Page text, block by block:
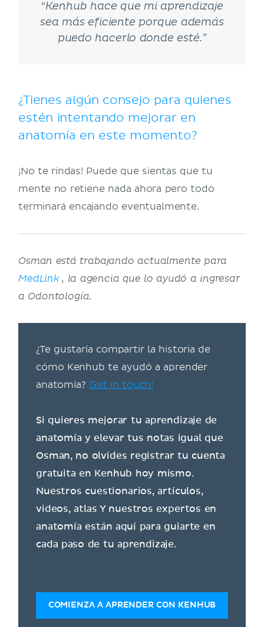
“Kenhub hace que mi aprendizaje
sea más eficiente porque además
puedo hacerlo donde esté.”
¿Tienes algún consejo para quienes
estén intentando mejorar en
anatomía en este momento?
¡No te rindas! Puede que sientas que tu
mente no retiene nada ahora pero todo
terminará encajando eventualmente.
Osman está trabajando actualmente para
MedLink, la agencia que lo ayudó a ingresar
a Odontología.
¿Te gustaría compartir la historia de
cómo Kenhub te ayudó a aprender
anatomía? Get in touch!
Si quieres mejorar tu aprendizaje de
anatomía y elevar tus notas igual que
Osman, no olvides registrar tu cuenta
gratuita en Kenhub hoy mismo.
Nuestros cuestionarios, artículos,
videos, atlas Y nuestros expertos en
anatomía están aquí para guiarte en
cada paso de tu aprendizaje.
COMIENZA A APRENDER CON KENHUB